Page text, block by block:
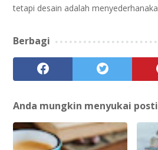
tetapi desain adalah
Berbagi
Anda mungkin menyukai